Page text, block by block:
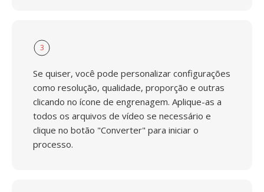
3
Se quiser, você pode personalizar configurações
como resolução, qualidade, proporção e outras
clicando no ícone de engrenagem. Aplique-as a
todos os arquivos de vídeo se necessário e
clique no botão "Converter" para iniciar o
processo.